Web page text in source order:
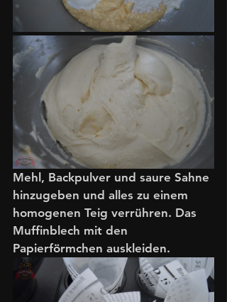
Mehl, Backpulver und saure Sahne
hinzugeben und alles zu einem
homogenen Teig verrühren. Das
Muffinblech mit den
Papierförmchen auskleiden.